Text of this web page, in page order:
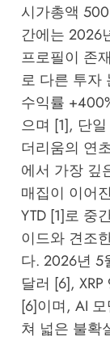
시가총액
간에는 2026
프로필이 존
로 다른 투자
수익률
으며 [1], 단
더리움의 연
에서 가장 깊
매집이 이어
YTD [1]로 중
이드와 견조
다. 2026년 5
달러 [6],
[6]이며, AI
쳐 넓은 불확